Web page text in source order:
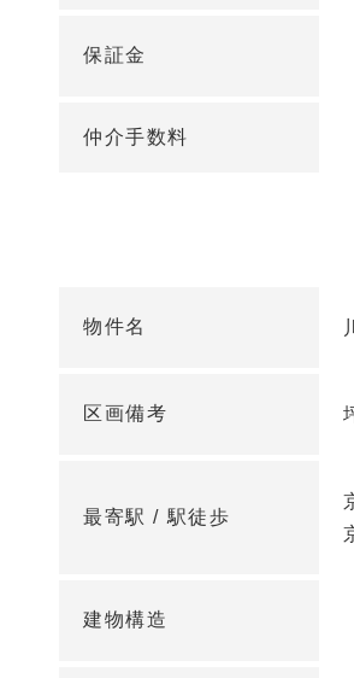
保証金
仲介手数料
物件名
区画備考
最寄駅 / 駅徒歩
建物構造